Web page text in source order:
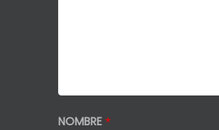
NOMBRE *